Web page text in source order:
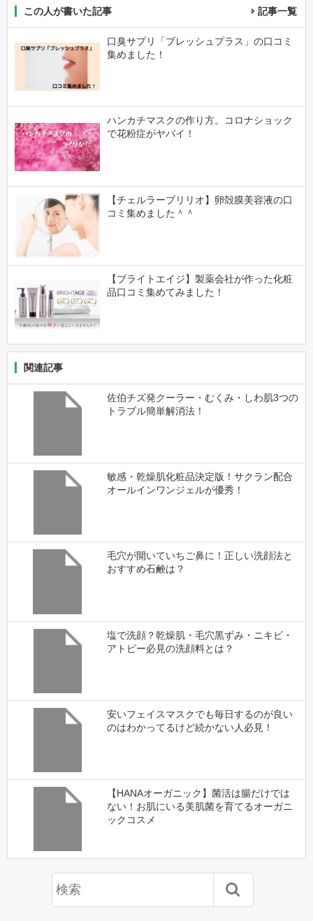
この人が書いた記事 記事一覧
口臭サプリ「ブレッシュプラス」の口コミ
集めました！
ハンカチマスクの作り方。コロナショック
で花粉症がヤバイ！
【チェルラーブリリオ】卵殻膜美容液の口
コミ集めました＾＾
【ブライトエイジ】製薬会社が作った化粧
品口コミ集めてみました！
関連記事
佐伯チズ発クーラー・むくみ・しわ肌3つの
トラブル簡単解消法！
敏感・乾燥肌化粧品決定版！サクラン配合
オールインワンジェルが優秀！
毛穴が開いていちご鼻に！正しい洗顔法と
おすすめ石鹸は？
塩で洗顔？乾燥肌・毛穴黒ずみ・ニキビ・
アトピー必見の洗顔料とは？
安いフェイスマスクでも毎日するのが良い
のはわかってるけど続かない人必見！
【HANAオーガニック】菌活は腸だけでは
ない！お肌にいる美肌菌を育てるオーガニ
ックコスメ